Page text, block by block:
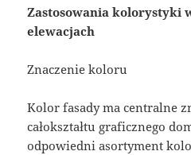
Zastosowania kolorystyki
elewacjach
Znaczenie koloru
Kolor fasady ma centralne
całokształtu graficznego
odpowiedni asortyment